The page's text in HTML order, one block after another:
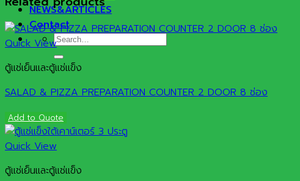
NEWS&ARTICLES
Contact
Search
for:
Quick View
ตู้แช่เย็นและตู้แช่แข็ง
SALAD & PIZZA PREPARATION COUNTER 2 DOOR 8 ช่อง
Add to Quote
Quick View
ตู้แช่เย็นและตู้แช่แข็ง